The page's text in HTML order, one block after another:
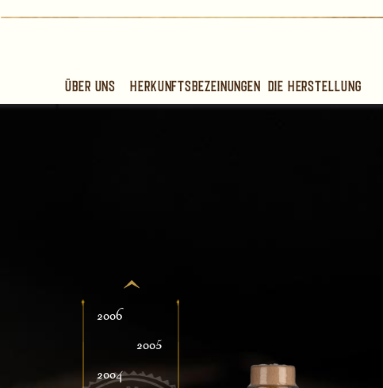
Über uns Herkunftsbezeinungen Die Herstellung
2006
2005
2004